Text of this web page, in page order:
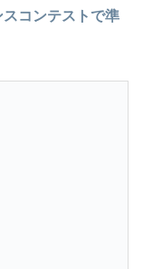
コンテストで準